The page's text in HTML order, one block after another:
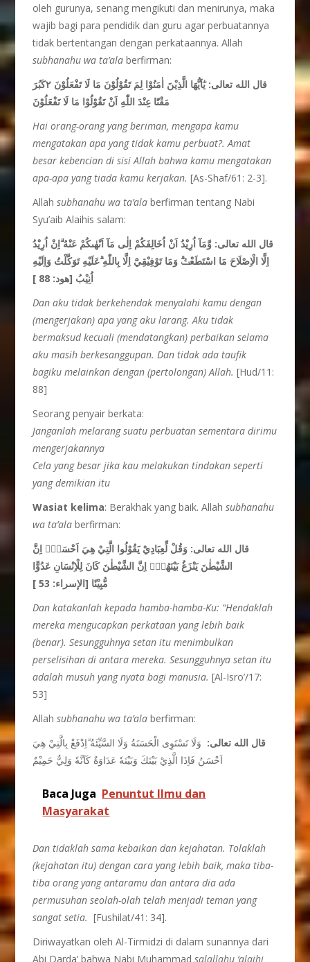
oleh gurunya, senang mengikuti dan menirunya, maka
wajib bagi para pendidik dan guru agar perbuatannya
tidak bertentangan dengan perkataannya. Allah
subhanahu wa ta’ala berfirman:
قال الله تعالى:
يٰٓاَيُّهَا الَّذِيْنَ اٰمَنُوْا لِمَ تَقُوْلُوْنَ مَا لَا تَفْعَلُوْنَ ٢كَبُرَ
مَقْتًا عِنْدَ اللّٰهِ اَنْ تَقُوْلُوْا مَا لَا تَفْعَلُوْنَ
Hai orang-orang yang beriman, mengapa kamu
mengatakan apa yang tidak kamu perbuat?. Amat
besar kebencian di sisi Allah bahwa kamu mengatakan
apa-apa yang tiada kamu kerjakan. [As-Shaf/61: 2-3].
Allahsubhanahu wa ta’ala berfirman tentang Nabi
Syu’aib Alaihis salam:
قال الله تعالى: وَّمَآ اُرِيْدُ اَنْ اُخَالِفَكُمْ اِلٰى مَآ اَنْهٰىكُمْ عَنْهُ ۗاِنْ اُرِيْدُ
اِلَّا الْاِصْلَاحَ مَا اسْتَطَعْتُۗ وَمَا تَوْفِيْقِيْٓ اِلَّا بِاللّٰهِ ۗعَلَيْهِ تَوَكَّلْتُ وَاِلَيْهِ
اُنِيْبُ [هود: 88 ]
Dan aku tidak berkehendak menyalahi kamu dengan
(mengerjakan) apa yang aku larang. Aku tidak
bermaksud kecuali (mendatangkan) perbaikan selama
aku masih berkesanggupan. Dan tidak ada taufik
bagiku melainkan dengan (pertolongan) Allah. [Hud/11:
88]
Seorang penyair berkata:
Janganlah melarang suatu perbuatan sementara dirimu
mengerjakannya
Cela yang besar jika kau melakukan tindakan seperti
yang demikian itu
Wasiat kelima: Berakhak yang baik. Allahsubhanahu
wa ta’ala berfirman:
قال الله تعالى: وَقُلْ لِّعِبَادِيْ يَقُوْلُوا الَّتِيْ هِيَ اَحْسَنُۗ اِنَّ
الشَّيْطٰنَ يَنْزَغُ بَيْنَهُمْۗ اِنَّ الشَّيْطٰنَ كَانَ لِلْاِنْسَانِ عَدُوًّا
مُّبِيْنًا [الإسراء: 53 ]
Dan katakanlah kepada hamba-hamba-Ku: “Hendaklah
mereka mengucapkan perkataan yang lebih baik
(benar). Sesungguhnya setan itu menimbulkan
perselisihan di antara mereka.Sesungguhnya setan itu
adalah musuh yang nyata bagi manusia. [Al-Isro’/17:
53]
Allahsubhanahu wa ta’ala berfirman:
قال الله تعالى: وَلَا تَسْتَوِى الْحَسَنَةُ وَلَا السَّيِّئَةُ ۗاِدْفَعْ بِالَّتِيْ هِيَ
اَحْسَنُ فَاِذَا الَّذِيْ بَيْنَكَ وَبَيْنَهٗ عَدَاوَةٌ كَاَنَّهٗ وَلِيٌّ حَمِيْمٌ
Baca Juga Penuntut Ilmu dan
Masyarakat
Dan tidaklah sama kebaikan dan kejahatan. Tolaklah
(kejahatan itu) dengan cara yang lebih baik, maka tiba-
tiba orang yang antaramu dan antara dia ada
permusuhan seolah-olah telah menjadi teman yang
sangat setia. [Fushilat/41: 34].
Diriwayatkan oleh Al-Tirmidzi di dalam sunannya dari
Abi Darda’ bahwa Nabi Muhammadsalallahu ‘alaihi